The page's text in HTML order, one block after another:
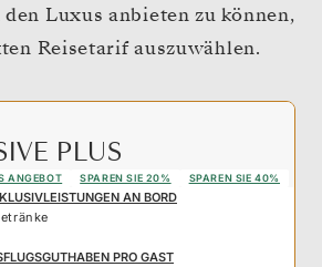
Luxus anbieten zu können,
Reisetarif auszuwählen.
PLUS
ANGEBOT SPAREN SIE 20% SPAREN SIE 40%
AN BORD
PRO GAST